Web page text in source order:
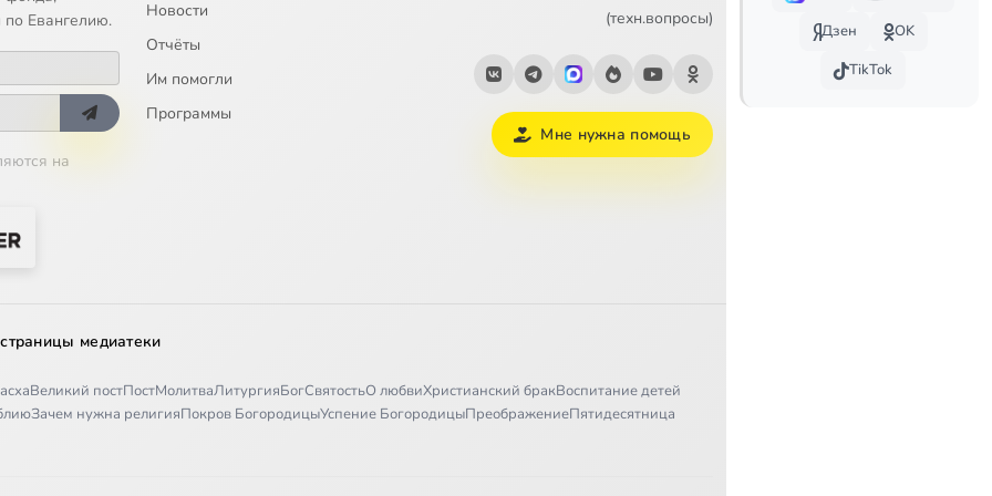
проблема, 5 4:20
проблема, 6 6:05
проблема, 7 6:34
проблема, 8 6:05
проблема, 12
проблема, 13
Евангелию.
на
Новости
Отчёты
Им помогли
Программы
(техн.вопросы)
Мне нужна помощь
медиатеки
Великий постПостМолитваЛитургияБогСвятостьО любвиХристианский бракВоспитание детей
Зачем нужна религияПокров БогородицыУспение БогородицыПреображениеПятидесятница
Дзен
OK
TikTok